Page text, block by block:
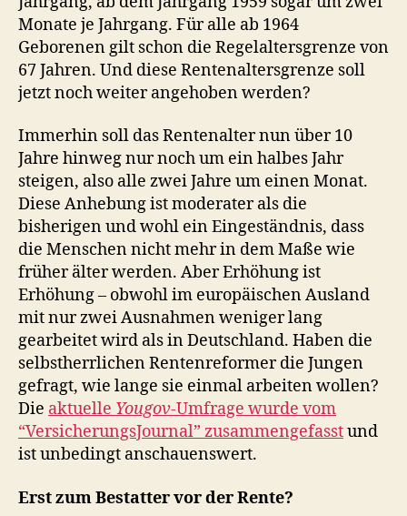
Monate je Jahrgang. Für alle ab 1964
Geborenen gilt schon die Regelaltersgrenze von
67 Jahren. Und diese Rentenaltersgrenze soll
jetzt noch weiter angehoben werden?
Immerhin soll das Rentenalter nun über 10
Jahre hinweg nur noch um ein halbes Jahr
steigen, also alle zwei Jahre um einen Monat.
Diese Anhebung ist moderater als die
bisherigen und wohl ein Eingeständnis, dass
die Menschen nicht mehr in dem Maße wie
früher älter werden. Aber Erhöhung ist
Erhöhung – obwohl im europäischen Ausland
mit nur zwei Ausnahmen weniger lang
gearbeitet wird als in Deutschland. Haben die
selbstherrlichen Rentenreformer die Jungen
gefragt, wie lange sie einmal arbeiten wollen?
Die aktuelle Yougov-Umfrage wurde vom
“VersicherungsJournal” zusammengefasstund
ist unbedingt anschauenswert.
Erst zum Bestatter vor der Rente?